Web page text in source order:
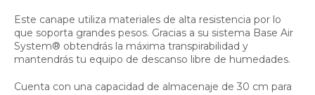
Este canape utiliza materiales de alta resistencia por lo
que soporta grandes pesos. Gracias a su sistema Base Air
System® obtendrás la máxima transpirabilidad y
mantendrás tu equipo de descanso libre de humedades.
Cuenta con una capacidad de almacenaje de 30 cm para